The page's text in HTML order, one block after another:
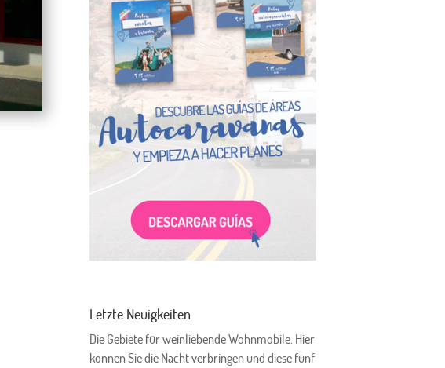
Letzte Neuigkeiten
Die Gebiete für weinliebende Wohnmobile. Hier
können Sie die Nacht verbringen und diese fünf